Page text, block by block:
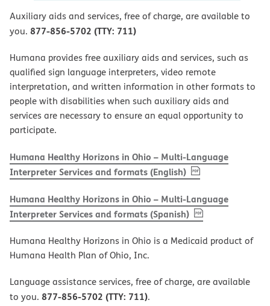
Auxiliary aids and services, free of charge, are available to
you. 877-856-5702 (TTY: 711)
Humana provides free auxiliary aids and services, such as
qualified sign language interpreters, video remote
interpretation, and written information in other formats to
people with disabilities when such auxiliary aids and
services are necessary to ensure an equal opportunity to
participate.
Humana Healthy Horizons in Ohio – Multi-Language
Interpreter Services and formats (English), PDF(opens in new
Humana Healthy Horizons in Ohio – Multi-Language
Interpreter Services and formats (Spanish), PDF(opens in new
Humana Healthy Horizons in Ohio is a Medicaid product of
Humana Health Plan of Ohio, Inc.
Language assistance services, free of charge, are available
to you. 877-856-5702 (TTY: 711).